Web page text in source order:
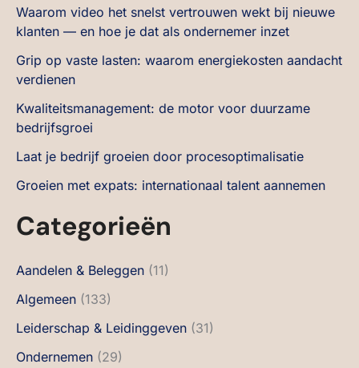
Waarom video het snelst vertrouwen wekt bij nieuwe
klanten — en hoe je dat als ondernemer inzet
Grip op vaste lasten: waarom energiekosten aandacht
verdienen
Kwaliteitsmanagement: de motor voor duurzame
bedrijfsgroei
Laat je bedrijf groeien door procesoptimalisatie
Groeien met expats: internationaal talent aannemen
Categorieën
Aandelen & Beleggen (11)
Algemeen (133)
Leiderschap & Leidinggeven (31)
Ondernemen (29)